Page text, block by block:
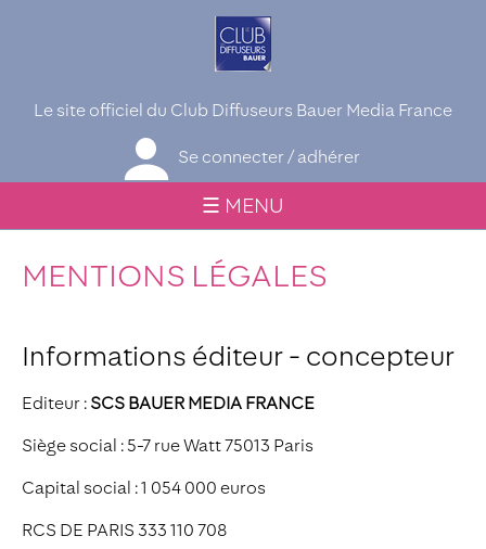
Le site officiel du Club Diffuseurs Bauer Media France
Se connecter / adhérer
☰ MENU
MENTIONS LÉGALES
Informations éditeur - concepteur
Editeur : SCS BAUER MEDIA FRANCE
Siège social : 5-7 rue Watt 75013 Paris
Capital social : 1 054 000 euros
RCS DE PARIS 333 110 708